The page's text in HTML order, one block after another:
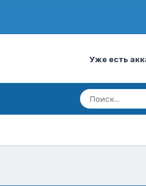
Уже есть